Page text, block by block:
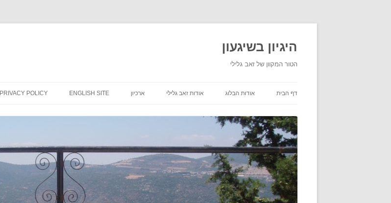
היגיון בשיגעון
הטור המקוון של זאב גלילי
דף הבית אודות הבלוג אודות זאב גלילי ארכיון ENGLISH SITE
PRIVACY POLICY